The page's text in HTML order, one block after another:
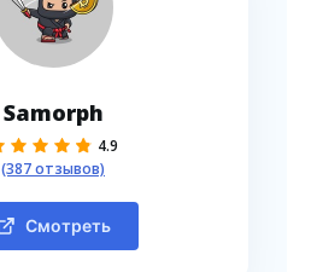
Samorph
4.9
(387 отзывов)
Смотреть